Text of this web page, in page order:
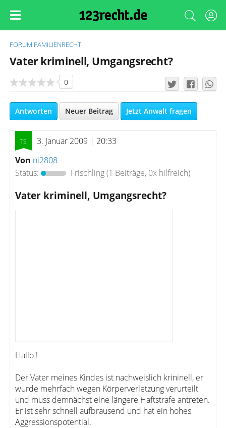
FORUM FAMILIENRECHT
Vater kriminell, Umgangsrecht?
0
Antworten Neuer Beitrag Jetzt Anwalt fragen
3. Januar 2009 | 20:33
Von ni2808
Status:
Frischling(1 Beiträge, 0x hilfreich)
Vater kriminell, Umgangsrecht?
Hallo !
Der Vater meines Kindes ist nachweislich krininell, er
wurde mehrfach wegen Körperverletzung verurteilt
und muss demnächst eine längere Haftstrafe antreten.
Er ist sehr schnell aufbrausend und hat ein hohes
Aggressionspotential.